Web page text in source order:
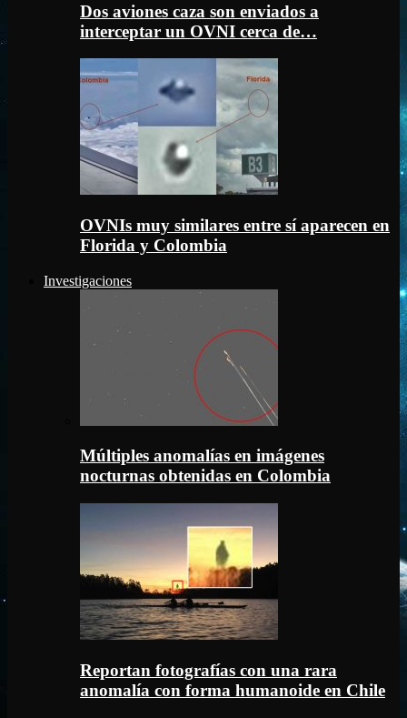
Dos aviones caza son enviados a
interceptar un OVNI cerca de…
OVNIs muy similares entre sí aparecen en
Florida y Colombia
Investigaciones
Múltiples anomalías en imágenes
nocturnas obtenidas en Colombia
Reportan fotografías con una rara
anomalía con forma humanoide en Chile